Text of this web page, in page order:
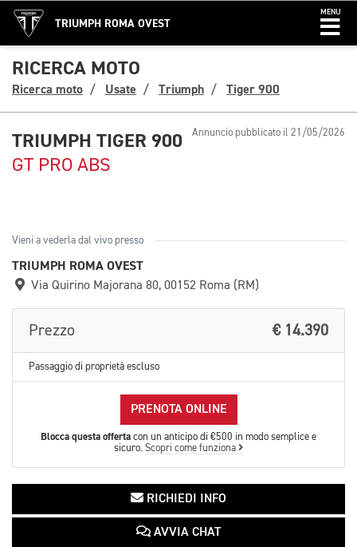
TRIUMPH ROMA OVEST
MENU
RICERCA MOTO
Ricerca moto Usate Triumph Tiger 900
Annuncio pubblicato il 21/05/2026
TRIUMPH TIGER 900
GT PRO ABS
Vieni a vederla dal vivo presso
TRIUMPH ROMA OVEST
Via Quirino Majorana 80, 00152 Roma (RM)
Prezzo € 14.390
Passaggio di proprietà escluso
PRENOTA ONLINE
Blocca questa offerta con un anticipo di €500 in modo semplice e
sicuro. Scopri come funziona
RICHIEDI INFO
AVVIA CHAT